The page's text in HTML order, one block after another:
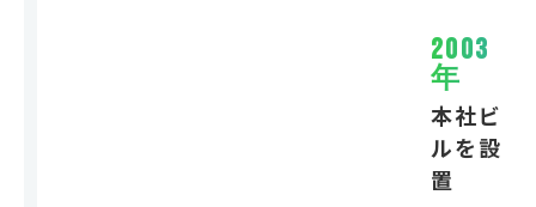
2003
年
本社ビ
ルを設
置